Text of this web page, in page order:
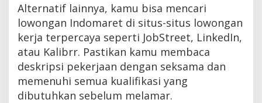
Alternatif lainnya, kamu bisa mencari
lowongan Indomaret di situs-situs lowongan
kerja terpercaya seperti JobStreet, LinkedIn,
atau Kalibrr. Pastikan kamu membaca
deskripsi pekerjaan dengan seksama dan
memenuhi semua kualifikasi yang
dibutuhkan sebelum melamar.